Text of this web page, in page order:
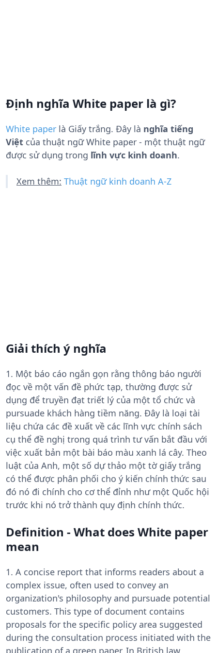
Định nghĩa White paper là gì?
White paper là Giấy trắng. Đây là nghĩa tiếng
Việt của thuật ngữ White paper - một thuật ngữ
được sử dụng trong lĩnh vực kinh doanh.
Xem thêm: Thuật ngữ kinh doanh A-Z
Giải thích ý nghĩa
1. Một báo cáo ngắn gọn rằng thông báo người
đọc về một vấn đề phức tạp, thường được sử
dụng để truyền đạt triết lý của một tổ chức và
pursuade khách hàng tiềm năng. Đây là loại tài
liệu chứa các đề xuất về các lĩnh vực chính sách
cụ thể đề nghị trong quá trình tư vấn bắt đầu với
việc xuất bản một bài báo màu xanh lá cây. Theo
luật của Anh, một số dự thảo một tờ giấy trắng
có thể được phân phối cho ý kiến ​​chính thức sau
đó nó đi chính cho cơ thể đỉnh như một Quốc hội
trước khi nó trở thành quy định chính thức.
Definition - What does White paper
mean
1. A concise report that informs readers about a
complex issue, often used to convey an
organization's philosophy and pursuade potential
customers. This type of document contains
proposals for the specific policy area suggested
during the consultation process initiated with the
publication of a green paper. In British law,